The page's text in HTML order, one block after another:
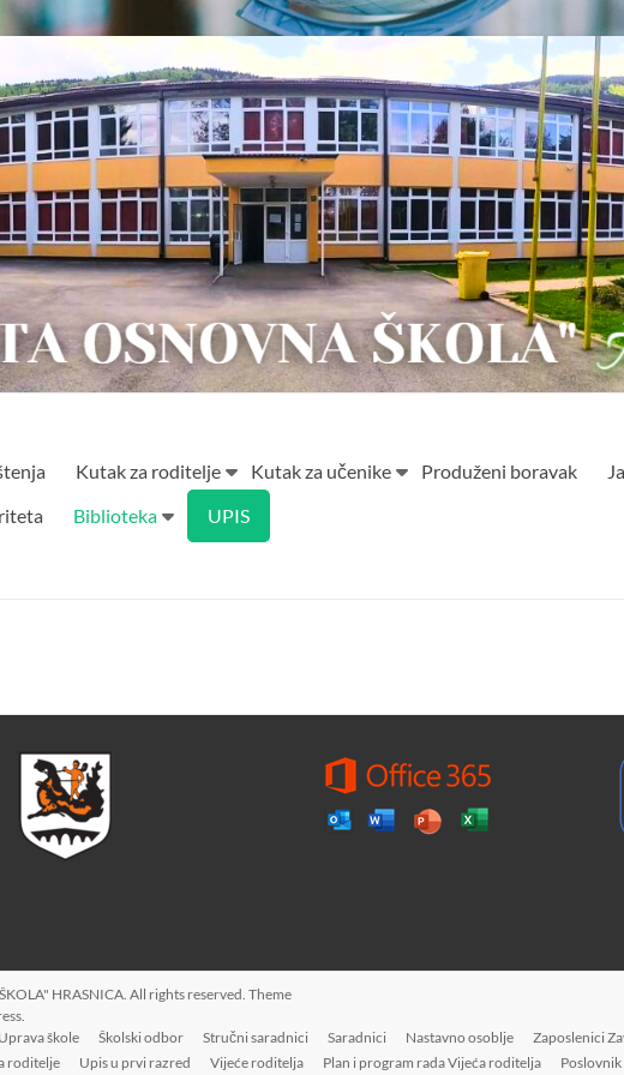
Kutak za roditelje Kutak za učenike Produženi boravak
Biblioteka UPIS
HRASNICA . All rights reserved. Theme
Uprava škole Školski odbor Stručni saradnici Saradnici Nastavno osoblje Zaposlenici
roditelje Upis u prvi razred Vijeće roditelja Plan i program rada Vijeća roditelja